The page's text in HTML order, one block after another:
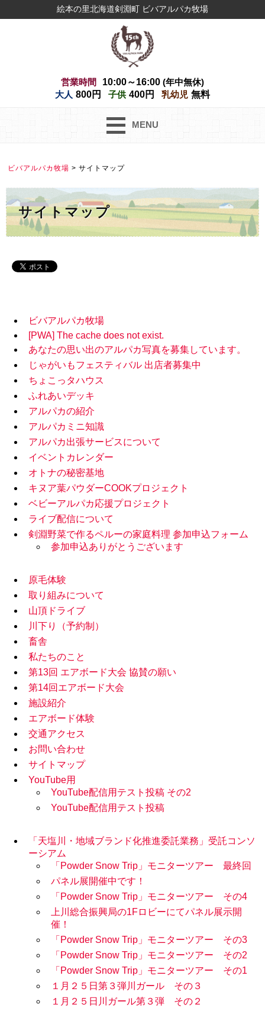
絵本の里北海道剣淵町 ビバアルパカ牧場
営業時間 10:00～16:00 (年中無休)
大人 800円 子供 400円 乳幼児 無料
MENU
ビバアルパカ牧場 > サイトマップ
サイトマップ
ビバアルパカ牧場
[PWA] The cache does not exist.
あなたの思い出のアルパカ写真を募集しています。
じゃがいもフェスティバル 出店者募集中
ちょこっタハウス
ふれあいデッキ
アルパカの紹介
アルパカミニ知識
アルパカ出張サービスについて
イベントカレンダー
オトナの秘密基地
キヌア葉パウダーCOOKプロジェクト
ベビーアルパカ応援プロジェクト
ライブ配信について
剣淵野菜で作るペルーの家庭料理 参加申込フォーム
参加申込ありがとうございます
原毛体験
取り組みについて
山頂ドライブ
川下り（予約制）
畜舎
私たちのこと
第13回 エアボード大会 協賛の願い
第14回エアボード大会
施設紹介
エアボード体験
交通アクセス
お問い合わせ
サイトマップ
YouTube用
YouTube配信用テスト投稿 その2
YouTube配信用テスト投稿
「天塩川・地域ブランド化推進委託業務」受託コンソ
ーシアム
「Powder Snow Trip」モニターツアー 最終回
パネル展開催中です！
「Powder Snow Trip」モニターツアー その4
上川総合振興局の1Fロビーにてパネル展示開
催！
「Powder Snow Trip」モニターツアー その3
「Powder Snow Trip」モニターツアー その2
「Powder Snow Trip」モニターツアー その1
１月２５日第３弾川ガール その３
１月２５日川ガール第３弾 その２